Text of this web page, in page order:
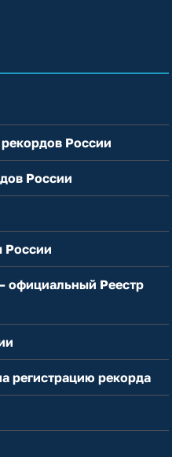
России
России
России
официальный Реестр
регистрацию рекорда